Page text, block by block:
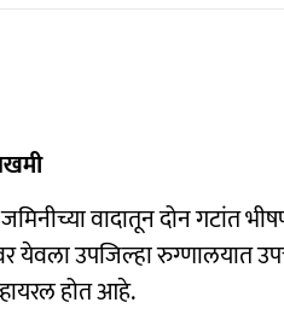
वादातून दोन गटांत
येवला उपजिल्हा रुग्णालयात
होत आहे.